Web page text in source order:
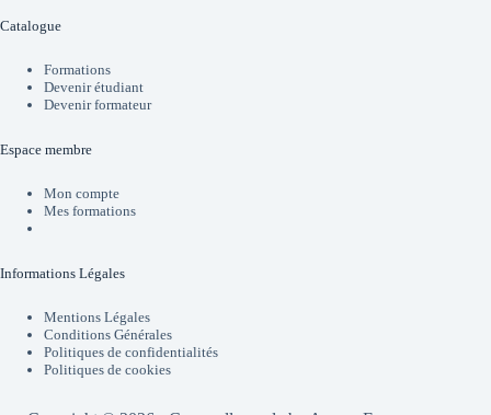
Catalogue
Formations
Devenir étudiant
Devenir formateur
Espace membre
Mon compte
Mes formations
Informations Légales
Mentions Légales
Conditions Générales
Politiques de confidentialités
Politiques de cookies